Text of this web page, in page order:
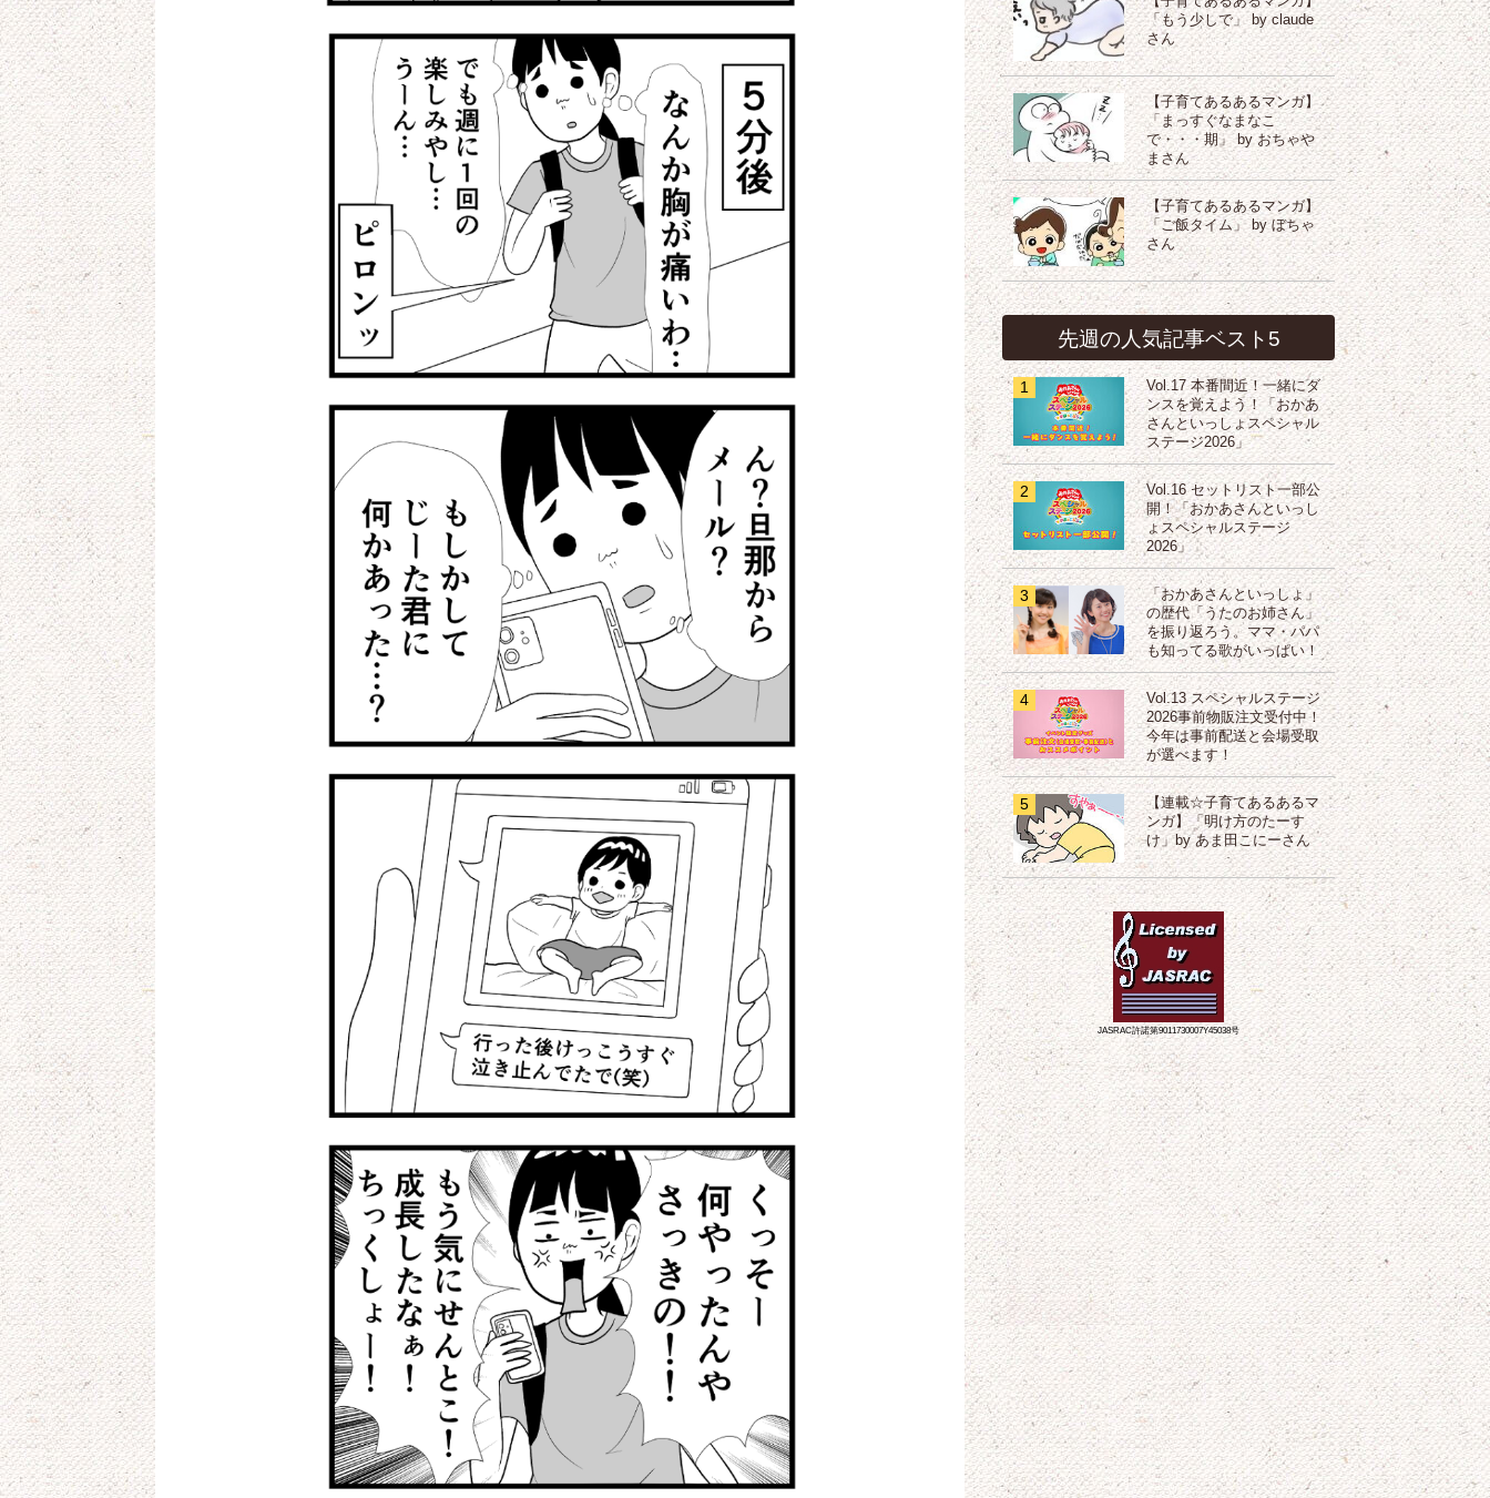
「もう少しで」 by claude
さん
【子育てあるあるマンガ】
「まっすぐなまなこ
で・・・期」 by おちゃや
まさん
【子育てあるあるマンガ】
「ご飯タイム」 by ぼちゃ
さん
先週の人気記事ベスト5
1
Vol.17 本番間近！一緒にダ
ンスを覚えよう！「おかあ
さんといっしょスペシャル
ステージ2026」
2
Vol.16 セットリスト一部公
開！「おかあさんといっし
ょスペシャルステージ
2026」
3
「おかあさんといっしょ」
の歴代「うたのお姉さん」
を振り返ろう。ママ・パパ
も知ってる歌がいっぱい！
4
Vol.13 スペシャルステージ
2026事前物販注文受付中！
今年は事前配送と会場受取
が選べます！
5
【連載☆子育てあるあるマ
ンガ】「明け方のたーす
け」by あま田こにーさん
JASRAC許諾第9011730007Y45038号